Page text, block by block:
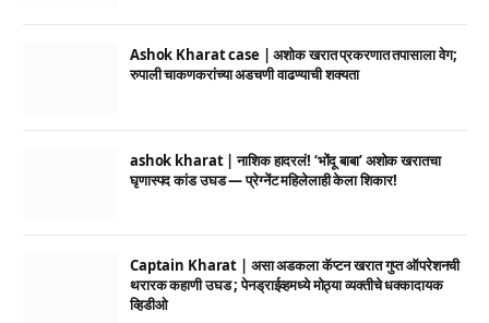
Ashok Kharat case | अशोक खरात प्रकरणात तपासाला वेग;
रुपाली चाकणकरांच्या अडचणी वाढण्याची शक्यता
ashok kharat | नाशिक हादरलं! ‘भोंदू बाबा’ अशोक खरातचा
घृणास्पद कांड उघड — प्रेग्नेंट महिलेलाही केला शिकार!
Captain Kharat | असा अडकला कॅप्टन खरात गुप्त ऑपरेशनची
थरारक कहाणी उघड ; पेनड्राईव्हमध्ये मोठ्या व्यक्तीचे धक्कादायक
व्हिडीओ